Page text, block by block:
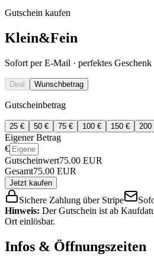
Gutschein kaufen
Klein&Fein
Sofort per E-Mail · perfektes Geschenk
Deal Wunschbetrag
Gutscheinbetrag
25 € 50 € 75 € 100 € 150 € 200
Eigener Betrag
€
Gutscheinwert75.00 EUR
Gesamt75.00 EUR
Jetzt kaufen
Sichere Zahlung über Stripe
Hinweis: Der Gutschein ist ab
Ort einlösbar.
Infos & Öffnungszeiten